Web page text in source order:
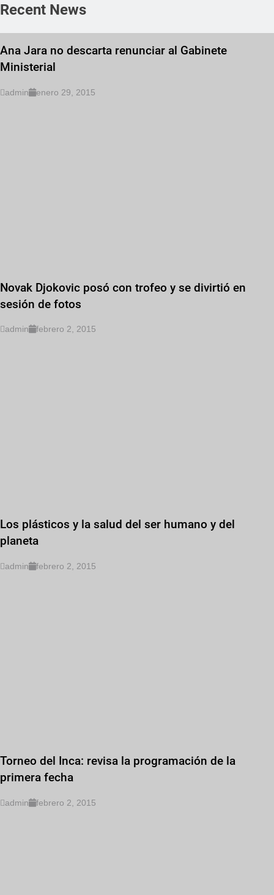
Recent News
Ana Jara no descarta renunciar al Gabinete
Ministerial
admin enero 29, 2015
Novak Djokovic posó con trofeo y se divirtió en
sesión de fotos
admin febrero 2, 2015
Los plásticos y la salud del ser humano y del
planeta
admin febrero 2, 2015
Torneo del Inca: revisa la programación de la
primera fecha
admin febrero 2, 2015